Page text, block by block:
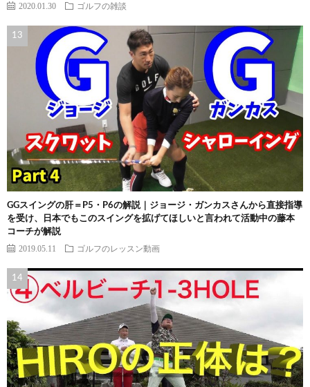
2020.01.30 ゴルフの雑談
GGスイングの肝＝P5・P6の解説｜ジョージ・ガンカスさんから直接指導
を受け、日本でもこのスイングを拡げてほしいと言われて活動中の藤本
コーチが解説
2019.05.11 ゴルフのレッスン動画